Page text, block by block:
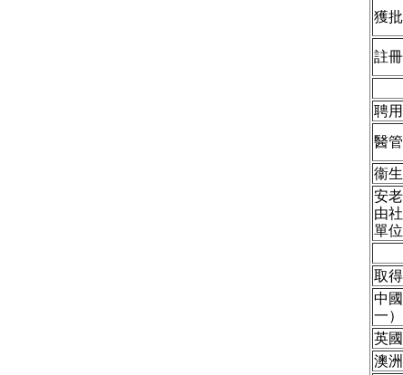
獲
註
聘
醫
衞
安
由
單
取
中
一）
英國
澳洲